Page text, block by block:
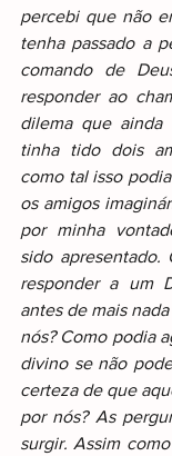
percebi que não
tenha passado a
comando de
responder ao
dilema que
tinha tido dois
como tal isso
os amigos
por minha
sido apresentado.
responder a um
antes de mais
nós? Como podia
divino se não
certeza de que
por nós? As
surgir. Assim